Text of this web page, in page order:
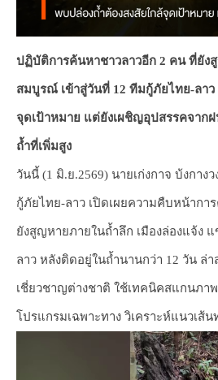
ปฏิบัติการค้นหาชาวลาวอีก 2 คน ที่ยัง
สมบูรณ์ เข้าสู่วันที่ 12 ทีมกู้ภัยไทย-ลาว
จุดเป้าหมาย แต่ยังเผชิญอุปสรรคจาก
ถ้ำที่เพิ่มสูง
วันนี้ (1 มิ.ย.2569) นายเก่งกาจ บ้งกา
กู้ภัยไทย-ลาว เปิดเผยความคืบหน้ากา
ยังสูญหายภายในถ้ำลึก เมืองล่องแจ้ง
ลาว หลังติดอยู่ในถ้ำนานกว่า 12 วัน ล่
เชี่ยวชาญต่างชาติ ใช้เทคนิคสแกนภา
โปรแกรมเฉพาะทาง วิเคราะห์แนวเส้น